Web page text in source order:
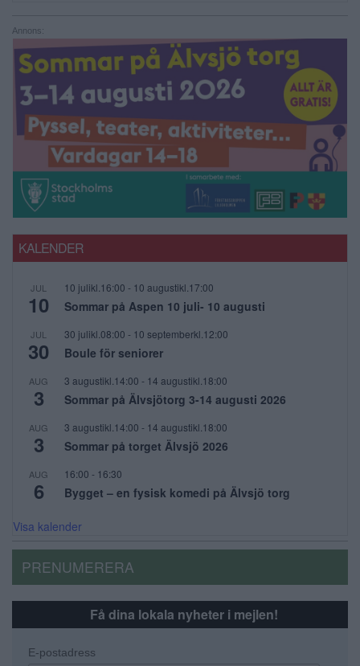
Annons:
KALENDER
JUL
10
10 julikl.16:00 - 10 augustikl.17:00
Sommar på Aspen 10 juli- 10 augusti
JUL
30
30 julikl.08:00 - 10 septemberkl.12:00
Boule för seniorer
AUG
3
3 augustikl.14:00 - 14 augustikl.18:00
Sommar på Älvsjötorg 3-14 augusti 2026
AUG
3
3 augustikl.14:00 - 14 augustikl.18:00
Sommar på torget Älvsjö 2026
AUG
6
16:00 - 16:30
Bygget – en fysisk komedi på Älvsjö torg
Visa kalender
PRENUMERERA
Få dina lokala nyheter i mejlen!
E-postadress